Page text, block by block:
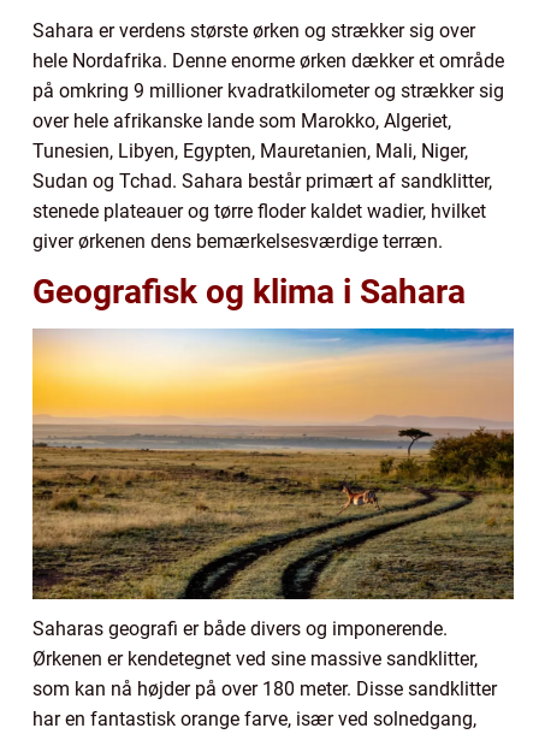
Sahara er verdens største ørken og strækker sig over
hele Nordafrika. Denne enorme ørken dækker et område
på omkring 9 millioner kvadratkilometer og strækker sig
over hele afrikanske lande som Marokko, Algeriet,
Tunesien, Libyen, Egypten, Mauretanien, Mali, Niger,
Sudan og Tchad. Sahara består primært af sandklitter,
stenede plateauer og tørre floder kaldet wadier, hvilket
giver ørkenen dens bemærkelsesværdige terræn.
Geografisk og klima i Sahara
Saharas geografi er både divers og imponerende.
Ørkenen er kendetegnet ved sine massive sandklitter,
som kan nå højder på over 180 meter. Disse sandklitter
har en fantastisk orange farve, især ved solnedgang,